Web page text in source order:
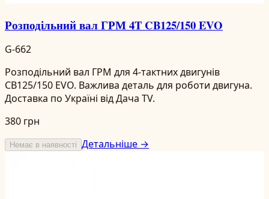
Розподільний вал ГРМ 4T CB125/150 EVO
G-662
Розподільний вал ГРМ для 4-тактних двигунів
CB125/150 EVO. Важлива деталь для роботи двигуна.
Доставка по Україні від Дача TV.
380 грн
Немає в наявності Детальніше →